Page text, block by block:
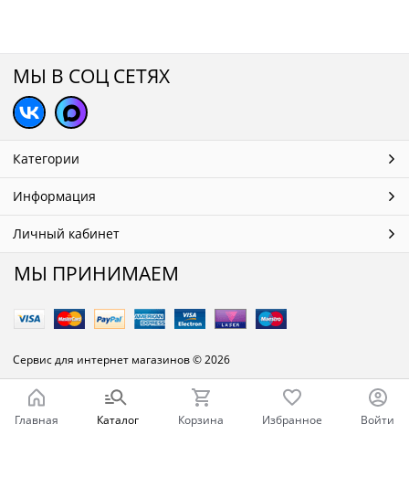
МЫ В СОЦ СЕТЯХ
Категории
Информация
Личный кабинет
МЫ ПРИНИМАЕМ
Сервис для интернет магазинов© 2026
Главная Каталог Корзина Избранное Войти